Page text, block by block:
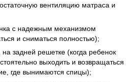
вентиляцию матраса и
с надежным механизмом
и сниматься полностью);
задней решетке (когда ребенок
выходить и возвращаться
где вынимаются спицы);